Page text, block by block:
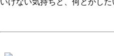
いけない気持ちと、何とかし